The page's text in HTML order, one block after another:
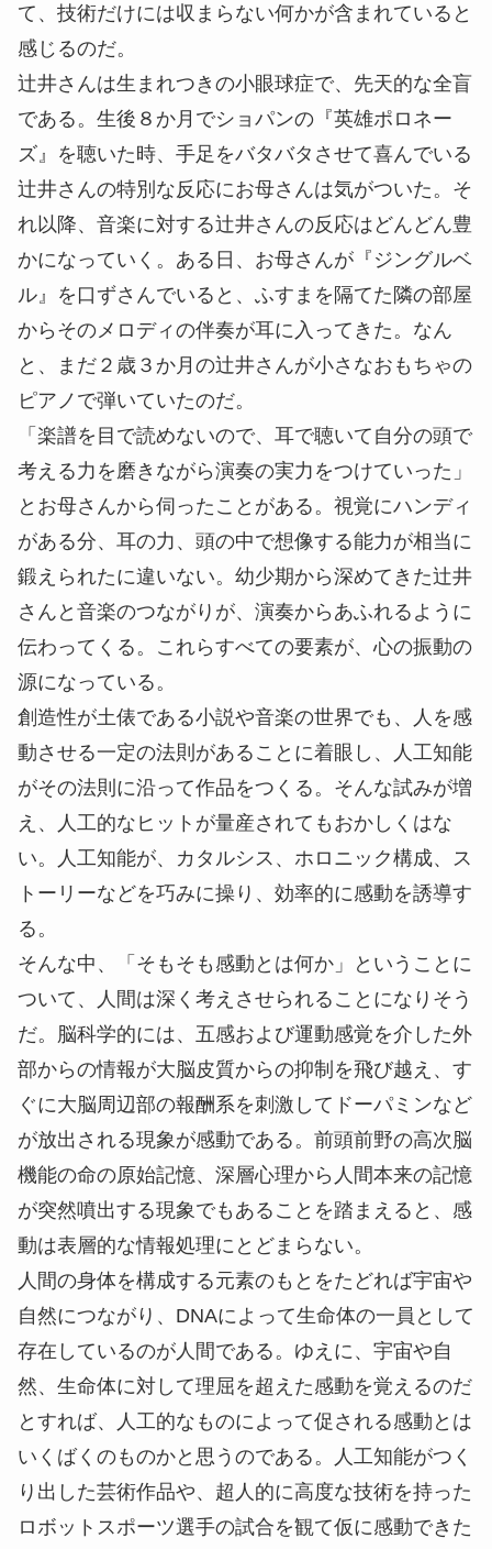
て、技術だけには収まらない何かが含まれていると
感じるのだ。
辻井さんは生まれつきの小眼球症で、先天的な全盲
である。生後８か月でショパンの『英雄ポロネー
ズ』を聴いた時、手足をバタバタさせて喜んでいる
辻井さんの特別な反応にお母さんは気がついた。そ
れ以降、音楽に対する辻井さんの反応はどんどん豊
かになっていく。ある日、お母さんが『ジングルベ
ル』を口ずさんでいると、ふすまを隔てた隣の部屋
からそのメロディの伴奏が耳に入ってきた。なん
と、まだ２歳３か月の辻井さんが小さなおもちゃの
ピアノで弾いていたのだ。
「楽譜を目で読めないので、耳で聴いて自分の頭で
考える力を磨きながら演奏の実力をつけていった」
とお母さんから伺ったことがある。視覚にハンディ
がある分、耳の力、頭の中で想像する能力が相当に
鍛えられたに違いない。幼少期から深めてきた辻井
さんと音楽のつながりが、演奏からあふれるように
伝わってくる。これらすべての要素が、心の振動の
源になっている。
創造性が土俵である小説や音楽の世界でも、人を感
動させる一定の法則があることに着眼し、人工知能
がその法則に沿って作品をつくる。そんな試みが増
え、人工的なヒットが量産されてもおかしくはな
い。人工知能が、カタルシス、ホロニック構成、ス
トーリーなどを巧みに操り、効率的に感動を誘導す
る。
そんな中、「そもそも感動とは何か」ということに
ついて、人間は深く考えさせられることになりそう
だ。脳科学的には、五感および運動感覚を介した外
部からの情報が大脳皮質からの抑制を飛び越え、す
ぐに大脳周辺部の報酬系を刺激してドーパミンなど
が放出される現象が感動である。前頭前野の高次脳
機能の命の原始記憶、深層心理から人間本来の記憶
が突然噴出する現象でもあることを踏まえると、感
動は表層的な情報処理にとどまらない。
人間の身体を構成する元素のもとをたどれば宇宙や
自然につながり、DNAによって生命体の一員として
存在しているのが人間である。ゆえに、宇宙や自
然、生命体に対して理屈を超えた感動を覚えるのだ
とすれば、人工的なものによって促される感動とは
いくばくのものかと思うのである。人工知能がつく
り出した芸術作品や、超人的に高度な技術を持った
ロボットスポーツ選手の試合を観て仮に感動できた